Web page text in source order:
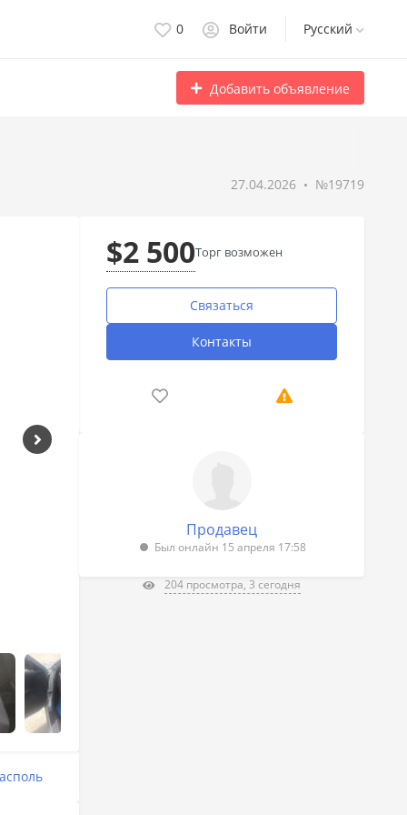
0 Войти Русский
Добавить объявление
27.04.2026 №19719
$2 500Торг возможен
Связаться
Контакты
Продавец
Был онлайн 15 апреля 17:58
204 просмотра, 3 сегодня